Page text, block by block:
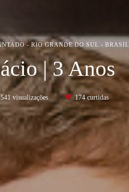
- RIO GRANDE DO SUL - BRASIL
| 3 Anos
541 visualizações 174curtidas